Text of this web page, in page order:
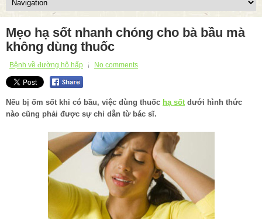
Mẹo hạ sốt nhanh chóng cho bà bầu mà
không dùng thuốc
Bệnh về đường hô hấp No comments
Nếu bị ốm sốt khi có bầu, việc dùng thuốc hạ sốtdưới hình thức
nào cũng phải được sự chỉ dẫn từ bác sĩ.